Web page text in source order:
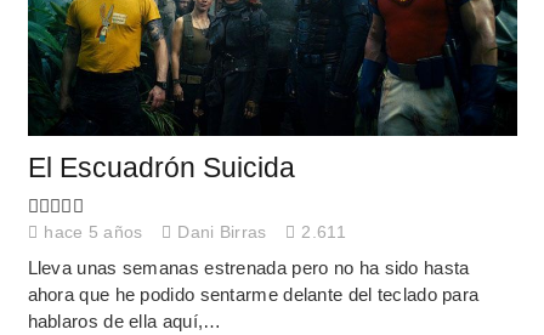
El Escuadrón Suicida
hace 5 años Dani Birras 2.611
Lleva unas semanas estrenada pero no ha sido hasta
ahora que he podido sentarme delante del teclado para
hablaros de ella aquí,…